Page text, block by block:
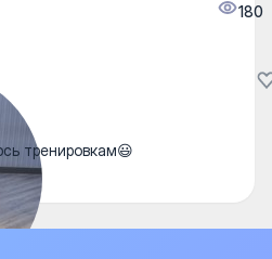
180
тренировкам😃